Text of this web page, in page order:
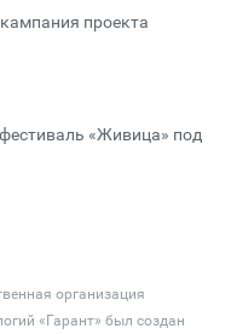
проекта
«Живица» под
организация
«Гарант» был создан